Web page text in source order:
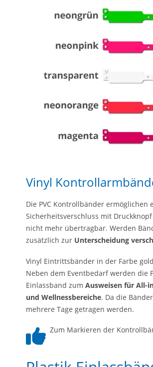
Vinyl
Die PVC Kontrollbänder
Sicherheitsverschluss mit
nicht mehr übertragbar. Werden
zusätzlich zur Unterscheidung
Vinyl Eintrittsbänder in der Farbe
Neben dem Eventbedarf werden die
Einlassband zum Ausweisen für All-
und Wellnessbereiche. Da die
mehrere Tage getragen werden.
Zum Markieren der